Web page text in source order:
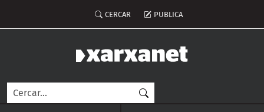
Menú del compte d'usuari
CERCAR PUBLICA
Cerca